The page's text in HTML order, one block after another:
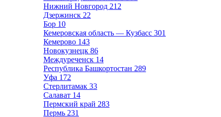
Нижний Новгород 212
Дзержинск 22
Бор 10
Кемеровская область — Кузбасс 301
Кемерово 143
Новокузнецк 86
Междуреченск 14
Республика Башкортостан 289
Уфа 172
Стерлитамак 33
Салават 14
Пермский край 283
Пермь 231